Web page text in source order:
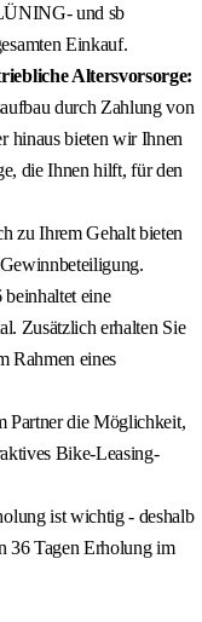
und sb
Einkauf.
Altersvorsorge:
durch Zahlung von
hinaus bieten wir Ihnen
die Ihnen hilft, für den
zu Ihrem Gehalt bieten
eine
Zusätzlich erhalten Sie
Rahmen eines
Partner die Möglichkeit,
Bike-Leasing-
ist wichtig - deshalb
36 Tagen Erholung im